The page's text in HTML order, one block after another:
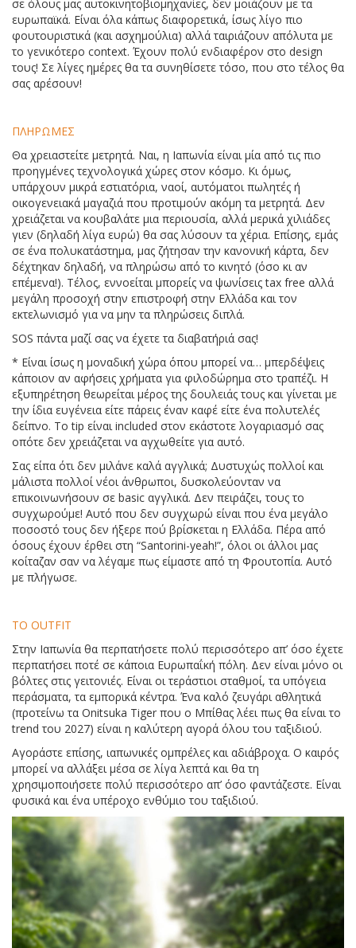
σε όλους μας αυτοκινητοβιομηχανίες, δεν μοιάζουν με τα
ευρωπαϊκά. Είναι όλα κάπως διαφορετικά, ίσως λίγο πιο
φουτουριστικά (και ασχημούλια) αλλά ταιριάζουν απόλυτα με
το γενικότερο context. Έχουν πολύ ενδιαφέρον στο design
τους! Σε λίγες ημέρες θα τα συνηθίσετε τόσο, που στο τέλος θα
σας αρέσουν!
ΠΛΗΡΩΜΕΣ
Θα χρειαστείτε μετρητά. Ναι, η Ιαπωνία είναι μία από τις πιο
προηγμένες τεχνολογικά χώρες στον κόσμο. Κι όμως,
υπάρχουν μικρά εστιατόρια, ναοί, αυτόματοι πωλητές ή
οικογενειακά μαγαζιά που προτιμούν ακόμη τα μετρητά. Δεν
χρειάζεται να κουβαλάτε μια περιουσία, αλλά μερικά χιλιάδες
γιεν (δηλαδή λίγα ευρώ) θα σας λύσουν τα χέρια. Επίσης, εμάς
σε ένα πολυκατάστημα, μας ζήτησαν την κανονική κάρτα, δεν
δέχτηκαν δηλαδή, να πληρώσω από το κινητό (όσο κι αν
επέμενα!). Τέλος, εννοείται μπορείς να ψωνίσεις tax free αλλά
μεγάλη προσοχή στην επιστροφή στην Ελλάδα και τον
εκτελωνισμό για να μην τα πληρώσεις διπλά.
SOS πάντα μαζί σας να έχετε τα διαβατήριά σας!
* Είναι ίσως η μοναδική χώρα όπου μπορεί να… μπερδέψεις
κάποιον αν αφήσεις χρήματα για φιλοδώρημα στο τραπέζι. Η
εξυπηρέτηση θεωρείται μέρος της δουλειάς τους και γίνεται με
την ίδια ευγένεια είτε πάρεις έναν καφέ είτε ένα πολυτελές
δείπνο. Το tip είναι included στον εκάστοτε λογαριασμό σας
οπότε δεν χρειάζεται να αγχωθείτε για αυτό.
Σας είπα ότι δεν μιλάνε καλά αγγλικά; Δυστυχώς πολλοί και
μάλιστα πολλοί νέοι άνθρωποι, δυσκολεύονταν να
επικοινωνήσουν σε basic αγγλικά. Δεν πειράζει, τους το
συγχωρούμε! Αυτό που δεν συγχωρώ είναι που ένα μεγάλο
ποσοστό τους δεν ήξερε πού βρίσκεται η Ελλάδα. Πέρα από
όσους έχουν έρθει στη “Santorini-yeah!”, όλοι οι άλλοι μας
κοίταζαν σαν να λέγαμε πως είμαστε από τη Φρουτοπία. Αυτό
με πλήγωσε.
TO OUTFIT
Στην Ιαπωνία θα περπατήσετε πολύ περισσότερο απ’ όσο έχετε
περπατήσει ποτέ σε κάποια Ευρωπαΐκή πόλη. Δεν είναι μόνο οι
βόλτες στις γειτονιές. Είναι οι τεράστιοι σταθμοί, τα υπόγεια
περάσματα, τα εμπορικά κέντρα. Ένα καλό ζευγάρι αθλητικά
(προτείνω τα Onitsuka Tiger που ο Μπίθας λέει πως θα είναι το
trend του 2027) είναι η καλύτερη αγορά όλου του ταξιδιού.
Αγοράστε επίσης, ιαπωνικές ομπρέλες και αδιάβροχα. Ο καιρός
μπορεί να αλλάξει μέσα σε λίγα λεπτά και θα τη
χρησιμοποιήσετε πολύ περισσότερο απ’ όσο φαντάζεστε. Είναι
φυσικά και ένα υπέροχο ενθύμιο του ταξιδιού.